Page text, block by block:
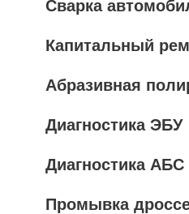
Сварка
Капитальный
Абразивная
Диагностика ЭБУ
Диагностика АБС
Промывка